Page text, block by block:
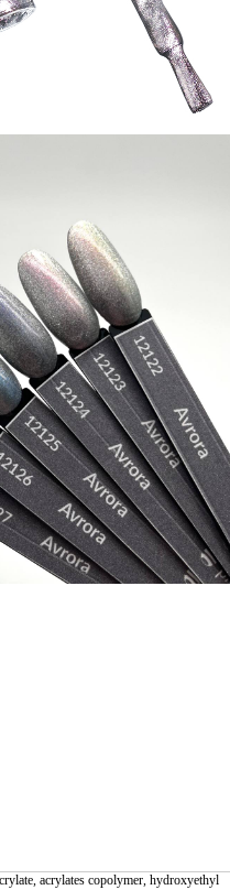
acrylates copolymer, hydroxyethyl